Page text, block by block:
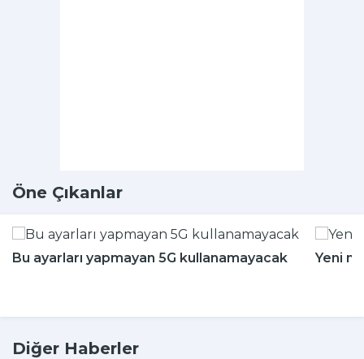
Öne Çıkanlar
Bu ayarları yapmayan 5G kullanamayacak Yeni
Diğer Haberler